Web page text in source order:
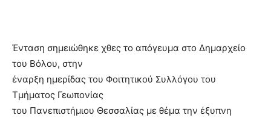
Ένταση σημειώθηκε χθες το απόγευμα στο Δημαρχείο
του Βόλου, στην
έναρξη ημερίδας του Φοιτητικού Συλλόγου του
Τμήματος Γεωπονίας
του Πανεπιστήμιου Θεσσαλίας με θέμα την έξυπνη